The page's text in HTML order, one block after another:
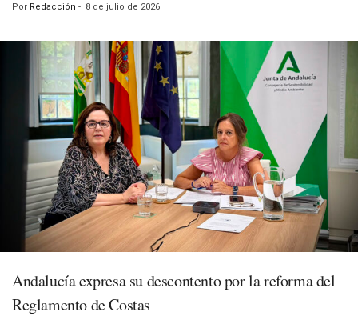
Por Redacción - 8 de julio de 2026
Andalucía expresa su descontento por la reforma del
Reglamento de Costas